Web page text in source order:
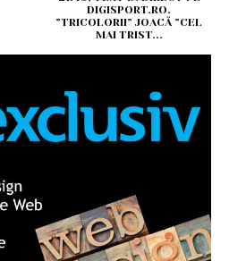
DIGISPORT.RO.
”TRICOLORII” JOACĂ ”CEL
MAI TRIST...